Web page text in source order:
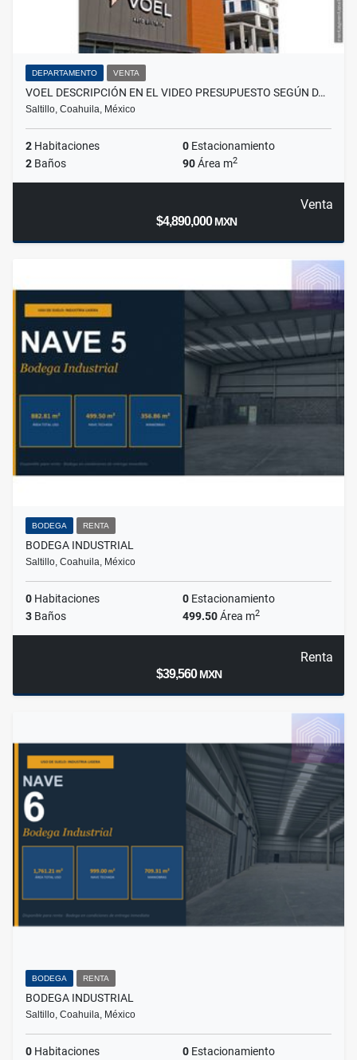
DEPARTAMENTO VENTA
VOEL DESCRIPCIÓN EN EL VIDEO PRESUPUESTO SEGÚN D…
Saltillo, Coahuila, México
2 Habitaciones 0 Estacionamiento
2 Baños 90Área m2
Venta
$4,890,000MXN
BODEGA RENTA
BODEGA INDUSTRIAL
Saltillo, Coahuila, México
0 Habitaciones 0 Estacionamiento
3 Baños 499.50Área m2
Renta
$39,560MXN
BODEGA RENTA
BODEGA INDUSTRIAL
Saltillo, Coahuila, México
0 Habitaciones 0 Estacionamiento